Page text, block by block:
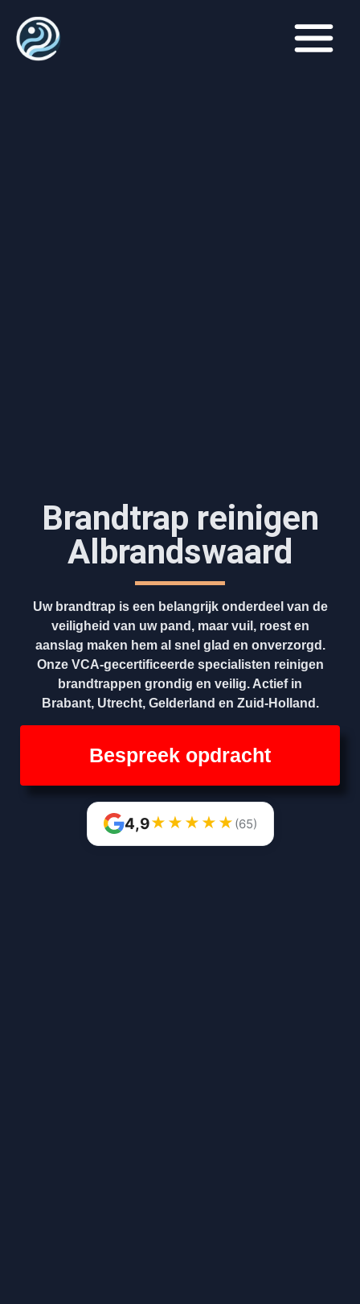
Brandtrap reinigen
Albrandswaard
Uw brandtrap is een belangrijk onderdeel van de
veiligheid van uw pand, maar vuil, roest en
aanslag maken hem al snel glad en onverzorgd.
Onze VCA-gecertificeerde specialisten reinigen
brandtrappen grondig en veilig. Actief in
Brabant, Utrecht, Gelderland en Zuid-Holland.
Bespreek opdracht
4,9★ ★ ★ ★ ★ (65)